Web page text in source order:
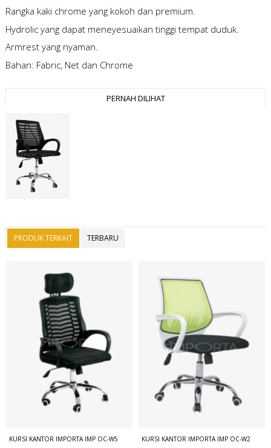
Rangka kaki chrome yang kokoh dan premium.
Hydrolic yang dapat meneyesuaikan tinggi tempat duduk.
Armrest yang nyaman.
Bahan: Fabric, Net dan Chrome
PERNAH DILIHAT
PRODUK TERKAIT TERBARU
KURSI KANTOR IMPORTA IMP OC-W5 KURSI KANTOR IMPORTA IMP OC-W2